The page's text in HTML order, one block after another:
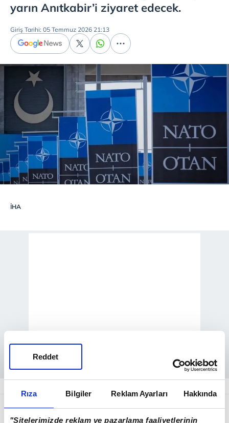
Rıza Bilgiler Reklam Ayarları Hakkında
"Sitelerimizde reklam ve pazarlama faaliyetlerinin
Reddet
yarın Anıtkabir’i ziyaret edecek.
Giriş Tarihi: 05 Temmuz 2026 21:13
İHA
düzenlenecekNATO Zirvesivesilesiyle